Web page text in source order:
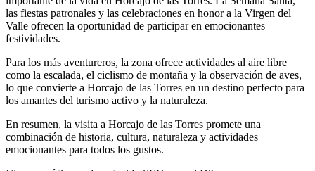
las fiestas patronales y las celebraciones en honor a la Virgen del
Valle ofrecen la oportunidad de participar en emocionantes
festividades.
Para los más aventureros, la zona ofrece actividades al aire libre
como la escalada, el ciclismo de montaña y la observación de aves,
lo que convierte a Horcajo de las Torres en un destino perfecto para
los amantes del turismo activo y la naturaleza.
En resumen, la visita a Horcajo de las Torres promete una
combinación de historia, cultura, naturaleza y actividades
emocionantes para todos los gustos.